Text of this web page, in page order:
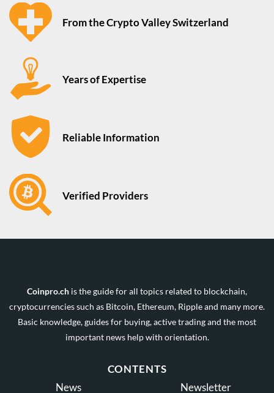
From the Crypto Valley Switzerland
Years of Expertise
Reliable Information
Verified Providers
Coinpro.ch is the guide for all topics related to blockchain,
cryptocurrencies such as Bitcoin, Ethereum, Ripple and many more.
Basic knowledge, guides for buying, active trading and the most
important news help with orientation.
CONTENTS
News
Newsletter